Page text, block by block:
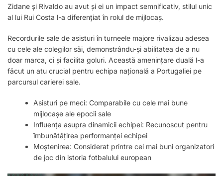
Zidane și Rivaldo au avut și ei un impact semnificativ, stilul unic
al lui Rui Costa l-a diferențiat în rolul de mijlocaș.
Recordurile sale de asisturi în turneele majore rivalizau adesea
cu cele ale colegilor săi, demonstrându-și abilitatea de a nu
doar marca, ci și facilita goluri. Această amenințare duală l-a
făcut un atu crucial pentru echipa națională a Portugaliei pe
parcursul carierei sale.
Asisturi pe meci: Comparabile cu cele mai bune
mijlocașe ale epocii sale
Influența asupra dinamicii echipei: Recunoscut pentru
îmbunătățirea performanței echipei
Moștenirea: Considerat printre cei mai buni organizatori
de joc din istoria fotbalului european